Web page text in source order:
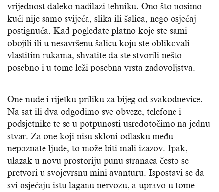
vrijednost daleko nadilazi tehniku. Ono što nosimo
kući nije samo svijeća, slika ili šalica, nego osjećaj
postignuća. Kad pogledate platno koje ste sami
obojili ili u nesavršenu šalicu koju ste oblikovali
vlastitim rukama, shvatite da ste stvorili nešto
posebno i u tome leži posebna vrsta zadovoljstva.
One nude i rijetku priliku za bijeg od svakodnevice.
Na sat ili dva odgodimo sve obveze, telefone i
podsjetnike te se u potpunosti usredotočimo na jednu
stvar. Za one koji nisu skloni odlasku među
nepoznate ljude, to može biti mali izazov. Ipak,
ulazak u novu prostoriju punu stranaca često se
pretvori u svojevrsnu mini avanturu. Ispostavi se da
svi osjećaju istu laganu nervozu, a upravo u tome